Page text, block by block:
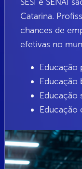
Catarina.
chances de
efetivas no
Educação
Educação
Educação
Educação